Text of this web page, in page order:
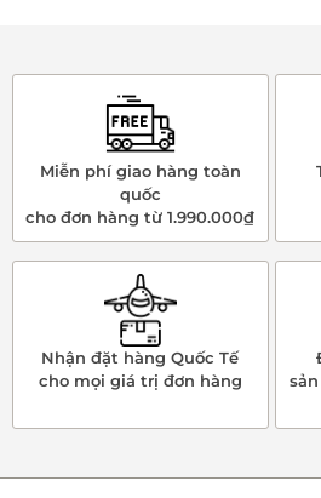
Miễn phí giao hàng toàn
quốc
cho đơn hàng từ 1.990.000₫
Nhận đặt hàng Quốc Tế
cho mọi giá trị đơn hàng